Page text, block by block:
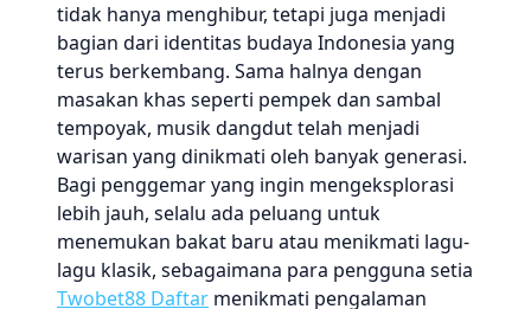
tidak hanya menghibur, tetapi juga menjadi
bagian dari identitas budaya Indonesia yang
terus berkembang. Sama halnya dengan
masakan khas seperti pempek dan sambal
tempoyak, musik dangdut telah menjadi
warisan yang dinikmati oleh banyak generasi.
Bagi penggemar yang ingin mengeksplorasi
lebih jauh, selalu ada peluang untuk
menemukan bakat baru atau menikmati lagu-
lagu klasik, sebagaimana para pengguna setia
Twobet88 Daftar menikmati pengalaman